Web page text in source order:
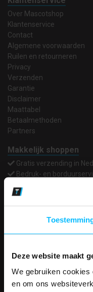
Deze website maakt
We gebruiken
en om ons
Over Mascotshop
Klantenservice
Contact
Algemene voorwaarden
Ruilen en retourneren
Privacy
Verzenden
Garantie
Disclaimer
Maattabel
Betaalmethoden
Partners
Makkelijk shoppen
Gratis verzending in
Bedruk- en
Betaalwijze